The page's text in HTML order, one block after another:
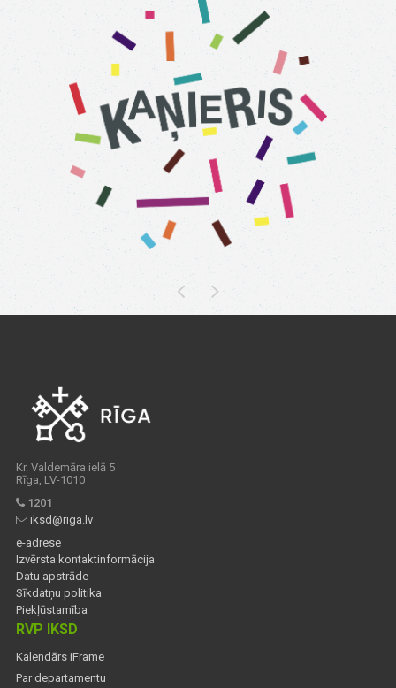
Kr. Valdemāra ielā 5
Rīga, LV-1010
1201
iksd@riga.lv
e-adrese
Izvērsta kontaktinformācija
Datu apstrāde
Sīkdatņu politika
Piekļūstamība
RVP IKSD
Kalendārs iFrame
Par departamentu